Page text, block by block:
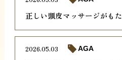
正しい頭皮マッサージがも
2026.05.03 AGA